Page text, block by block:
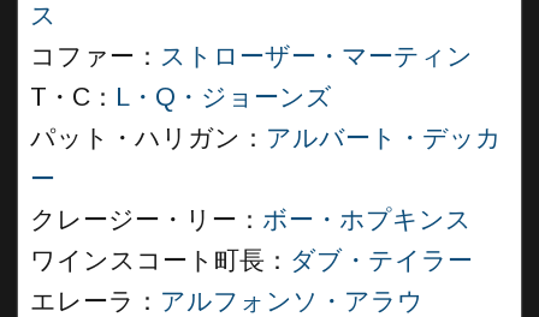
ス
コファー： ストローザー・マーティン
T・C： L・Q・ジョーンズ
パット・ハリガン： アルバート・デッカ
ー
クレージー・リー： ボー・ホプキンス
ワインスコート町長： ダブ・テイラー
エレーラ： アルフォンソ・アラウ